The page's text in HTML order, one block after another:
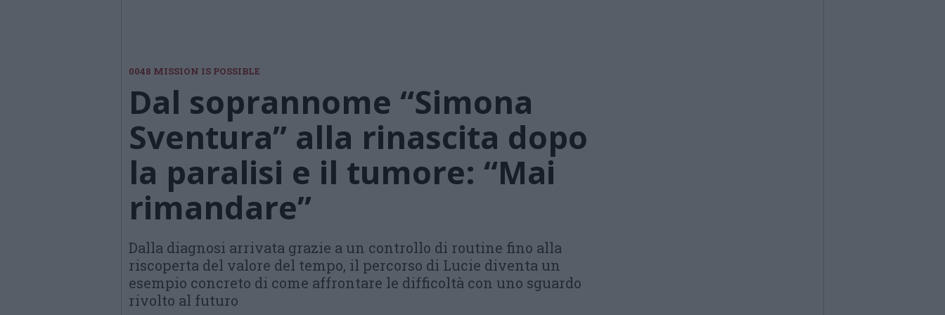
0048 MISSION IS POSSIBLE
Dal soprannome “Simona
Sventura” alla rinascita dopo
la paralisi e il tumore: “Mai
rimandare”
Dalla diagnosi arrivata grazie a un controllo di routine fino alla
riscoperta del valore del tempo, il percorso di Lucie diventa un
esempio concreto di come affrontare le difficoltà con uno sguardo
rivolto al futuro